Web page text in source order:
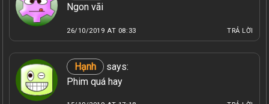
Ngon vãi
26/10/2019 AT 08:33 TRẢ LỜI
Hạnh
says:
Phim quá hay